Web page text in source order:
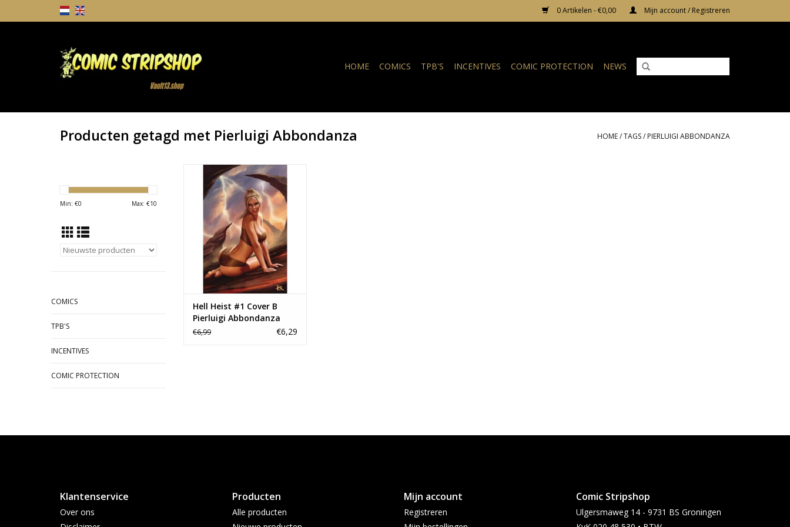
0 Artikelen - €0,00 Mijn account / Registreren
HOME COMICS TPB'S INCENTIVES COMIC PROTECTION NEWS
Producten getagd met Pierluigi Abbondanza HOME/TAGS/ PIERLUIGI ABBONDANZA
Min: €0 Max: €10
COMICS
TPB'S
INCENTIVES
COMIC PROTECTION
Hell Heist #1 Cover B Pierluigi
Abbondanza
TOEVOEGEN AAN WINKELWAGEN
Hell Heist #1 Cover B
Pierluigi Abbondanza
€6,99 €6,29
Klantenservice
Over ons
Producten
Alle producten
Mijn account
Registreren
Comic Stripshop
Ulgersmaweg 14 - 9731 BS Groningen